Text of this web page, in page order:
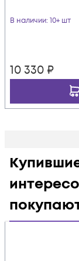
В наличии: 10+ шт
10 330 ₽